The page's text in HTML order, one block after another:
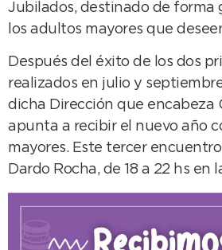
Jubilados, destinado de forma
los adultos mayores que
Después del éxito de los dos
realizados en julio y
dicha Dirección que encabeza
apunta a recibir el nuevo año
mayores. Este tercer
Dardo Rocha, de 18 a 22 hs en